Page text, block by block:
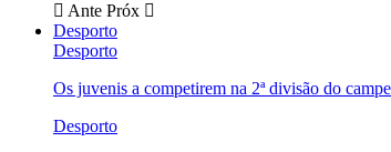
Ante Próx
Desporto
Desporto
Os juvenis a competirem na 2ª divisão do
Desporto